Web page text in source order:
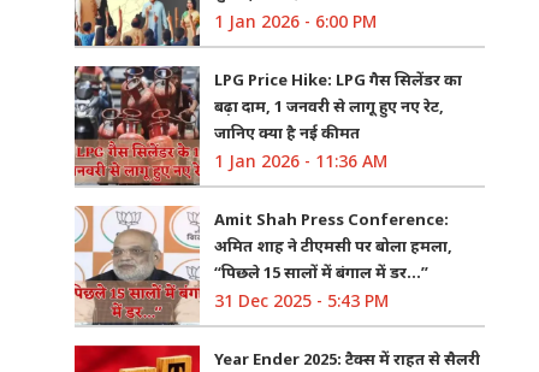
1 Jan 2026 - 6:00 PM
LPG Price Hike: LPG गैस सिलेंडर का
बढ़ा दाम, 1 जनवरी से लागू हुए नए रेट,
जानिए क्या है नई कीमत
1 Jan 2026 - 11:36 AM
Amit Shah Press Conference:
अमित शाह ने टीएमसी पर बोला हमला,
“पिछले 15 सालों में बंगाल में डर…”
31 Dec 2025 - 5:43 PM
Year Ender 2025: टैक्स में राहत से सैलरी